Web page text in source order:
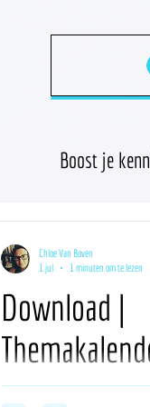
Boost je
Download |
'26
Chloe Van Boven
1 jul
1 minuten om te lezen